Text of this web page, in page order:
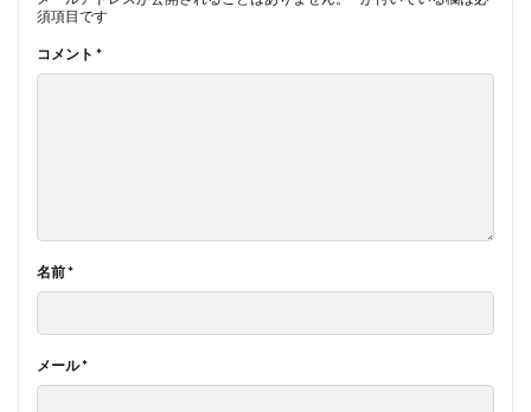
須項目です
コメント *
名前*
メール*